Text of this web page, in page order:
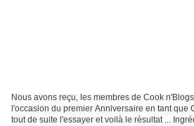
Nous avons reçu, les membres de Cook
l'occasion du premier Anniversaire en tant que
tout de suite l'essayer et voilà le résultat ...